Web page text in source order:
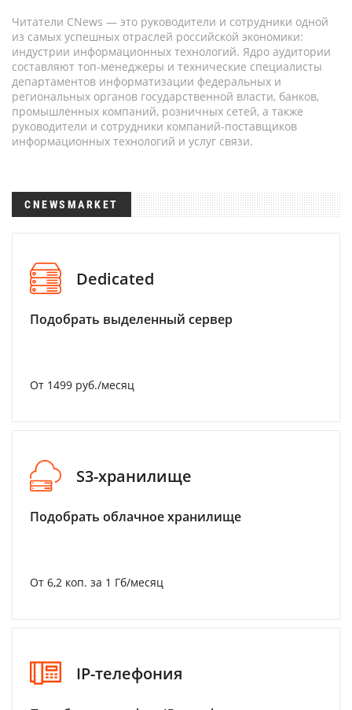
Читатели CNews — это руководители и сотрудники одной
из самых успешных отраслей российской экономики:
индустрии информационных технологий. Ядро аудитории
составляют топ-менеджеры и технические специалисты
департаментов информатизации федеральных и
региональных органов государственной власти, банков,
промышленных компаний, розничных сетей, а также
руководители и сотрудники компаний-поставщиков
информационных технологий и услуг связи.
CNEWSMARKET
Dedicated
Подобрать выделенный сервер
От 1499 руб./месяц
S3-хранилище
Подобрать облачное хранилище
От 6,2 коп. за 1 Гб/месяц
IP-телефония